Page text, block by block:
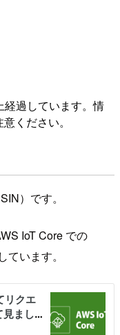
経過しています。情
ください。
）です。
IoT Core での
います。